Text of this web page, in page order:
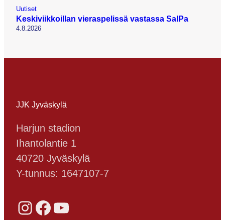
Uutiset
Keskiviikkoillan vieraspelissä vastassa SalPa
4.8.2026
JJK Jyväskylä
Harjun stadion
Ihantolantie 1
40720 Jyväskylä
Y-tunnus: 1647107-7
Instagram Facebook YouTube